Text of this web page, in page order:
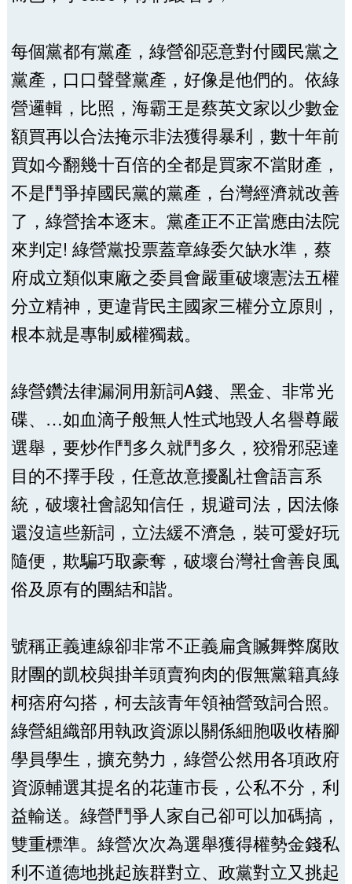
每個黨都有黨產，綠營卻惡意對付國民黨之
黨產，口口聲聲黨產，好像是他們的。依綠
營邏輯，比照，海霸王是蔡英文家以少數金
額買再以合法掩示非法獲得暴利，數十年前
買如今翻幾十百倍的全都是買家不當財產，
不是鬥爭掉國民黨的黨產，台灣經濟就改善
了，綠營捨本逐末。黨產正不正當應由法院
來判定! 綠營黨投票蓋章綠委欠缺水準，蔡
府成立類似東廠之委員會嚴重破壞憲法五權
分立精神，更違背民主國家三權分立原則，
根本就是專制威權獨裁。
綠營鑽法律漏洞用新詞A錢、黑金、非常光
碟、…如血滴子般無人性式地毀人名譽尊嚴
選舉，要炒作鬥多久就鬥多久，狡猾邪惡達
目的不擇手段，任意故意擾亂社會語言系
統，破壞社會認知信任，規避司法，因法條
還沒這些新詞，立法緩不濟急，裝可愛好玩
隨便，欺騙巧取豪奪，破壞台灣社會善良風
俗及原有的團結和諧。
號稱正義連線卻非常不正義扁貪贓舞弊腐敗
財團的凱校與掛羊頭賣狗肉的假無黨籍真綠
柯痞府勾搭，柯去該青年領袖營致詞合照。
綠營組織部用執政資源以關係細胞吸收樁腳
學員學生，擴充勢力，綠營公然用各項政府
資源輔選其提名的花蓮市長，公私不分，利
益輸送。綠營鬥爭人家自己卻可以加碼搞，
雙重標準。綠營次次為選舉獲得權勢金錢私
利不道德地挑起族群對立、政黨對立又挑起